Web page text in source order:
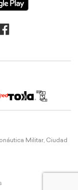
Militar, Ciudad